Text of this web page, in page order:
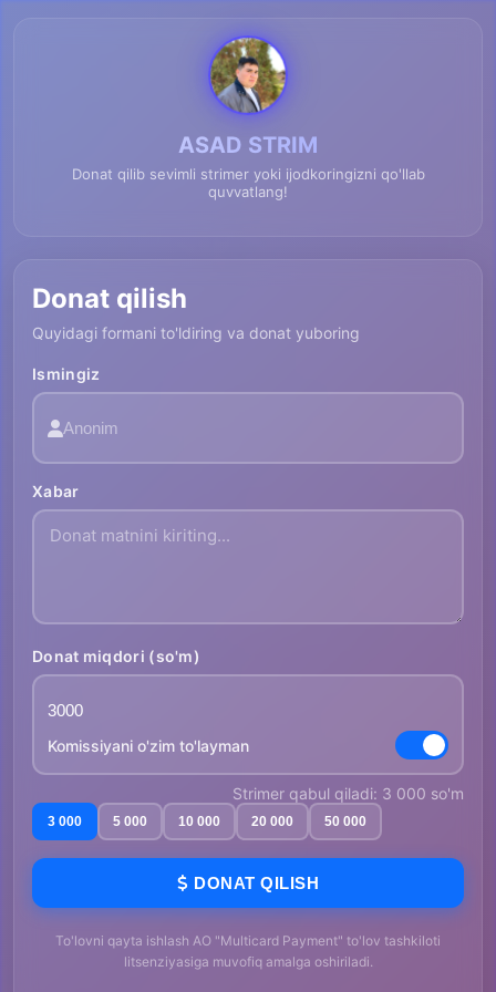
ASAD STRIM
Donat qilib sevimli strimer yoki ijodkoringizni qo'llab
quvvatlang!
Donat qilish
Quyidagi formani to'ldiring va donat yuboring
Ismingiz
Xabar
Donat miqdori (so'm)
Komissiyani o'zim to'layman
Strimer qabul qiladi: 3 000 so'm
3 000 5 000 10 000 20 000 50 000
DONAT QILISH
To'lovni qayta ishlash AO "Multicard Payment" to'lov tashkiloti
litsenziyasiga muvofiq amalga oshiriladi.